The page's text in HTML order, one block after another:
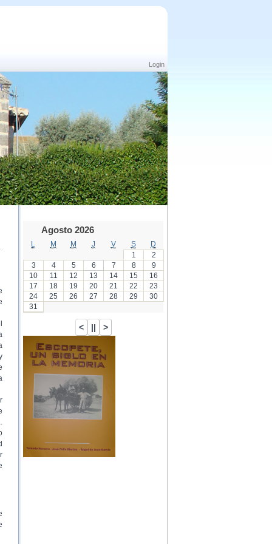
Login
Agosto 2026
M M J V S
D
1
2
3
4 5 6 7 8
9
10
11 12 13 14 15
16
17
18 19 20 21 22
23
24
25 26 27 28 29
30
31